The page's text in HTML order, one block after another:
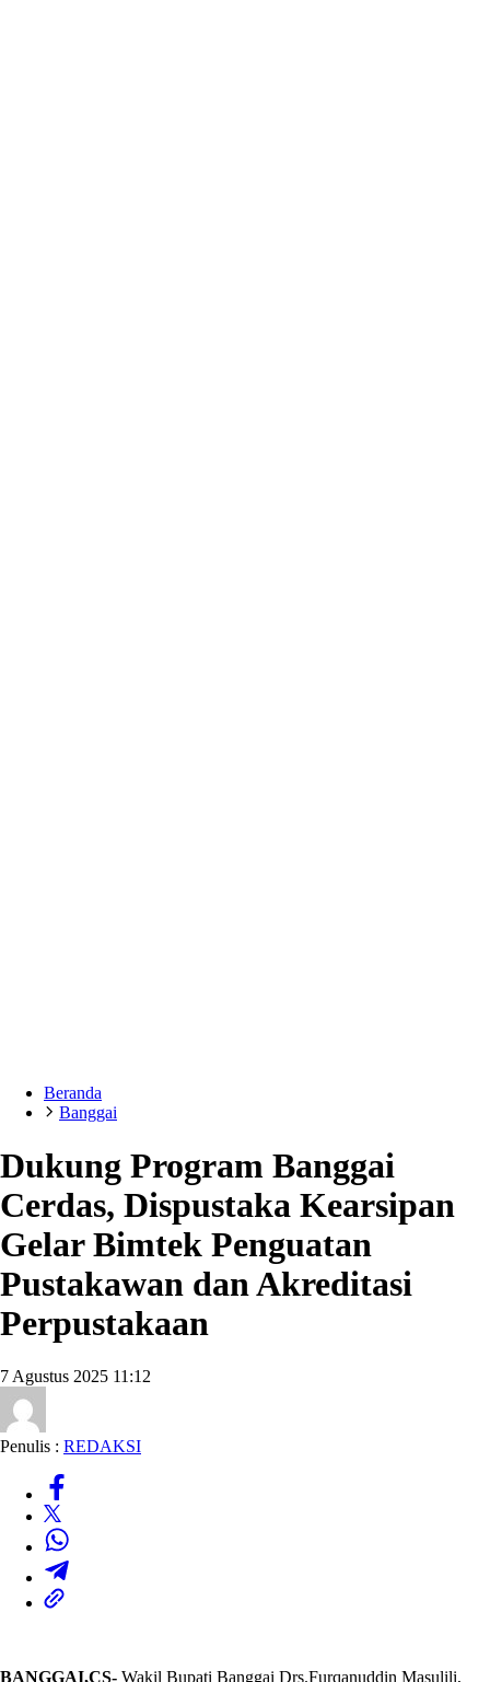
Beranda
Banggai
Dukung Program Banggai
Cerdas, Dispustaka Kearsipan
Gelar Bimtek Penguatan
Pustakawan dan Akreditasi
Perpustakaan
7 Agustus 2025 11:12
Penulis : REDAKSI
BANGGAI,CS- Wakil Bupati Banggai Drs.Furqanuddin Masulili,